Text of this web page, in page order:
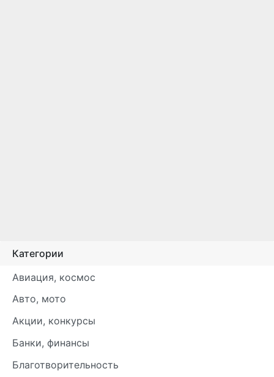
Категории
Авиация, космос
Авто, мото
Акции, конкурсы
Банки, финансы
Благотворительность